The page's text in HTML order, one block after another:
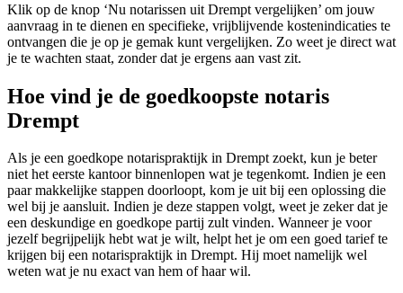
Klik op de knop ‘Nu notarissen uit Drempt vergelijken’ om jouw
aanvraag in te dienen en specifieke, vrijblijvende kostenindicaties te
ontvangen die je op je gemak kunt vergelijken. Zo weet je direct wat
je te wachten staat, zonder dat je ergens aan vast zit.
Hoe vind je de goedkoopste notaris
Drempt
Als je een goedkope notarispraktijk in Drempt zoekt, kun je beter
niet het eerste kantoor binnenlopen wat je tegenkomt. Indien je een
paar makkelijke stappen doorloopt, kom je uit bij een oplossing die
wel bij je aansluit. Indien je deze stappen volgt, weet je zeker dat je
een deskundige en goedkope partij zult vinden. Wanneer je voor
jezelf begrijpelijk hebt wat je wilt, helpt het je om een goed tarief te
krijgen bij een notarispraktijk in Drempt. Hij moet namelijk wel
weten wat je nu exact van hem of haar wil.